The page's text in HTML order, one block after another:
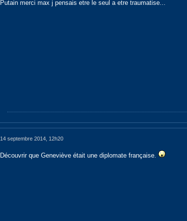
Putain merci max j pensais etre le seul a etre traumatise...
14 septembre 2014, 12h20
Découvrir que Geneviève était une diplomate française.